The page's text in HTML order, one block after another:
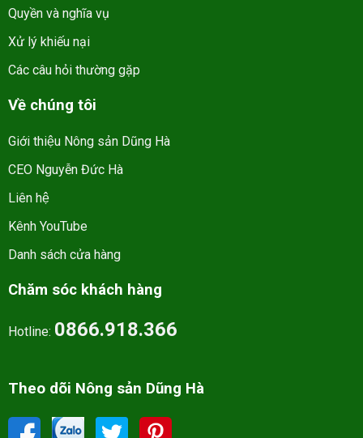
Quyền và nghĩa vụ
Xử lý khiếu nại
Các câu hỏi thường gặp
Về chúng tôi
Giới thiệu Nông sản Dũng Hà
CEO Nguyễn Đức Hà
Liên hệ
Kênh YouTube
Danh sách cửa hàng
Chăm sóc khách hàng
Hotline: 0866.918.366
Theo dõi Nông sản Dũng Hà